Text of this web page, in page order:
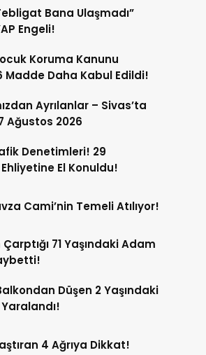
Bana Ulaşmadı”
Engeli!
Koruma Kanunu
Madde Daha Kabul Edildi!
Ayrılanlar – Sivas’ta
Ağustos 2026
Denetimleri! 29
El Konuldu!
Cami’nin Temeli Atılıyor!
71 Yaşındaki Adam
Düşen 2 Yaşındaki
4 Ağrıya Dikkat!